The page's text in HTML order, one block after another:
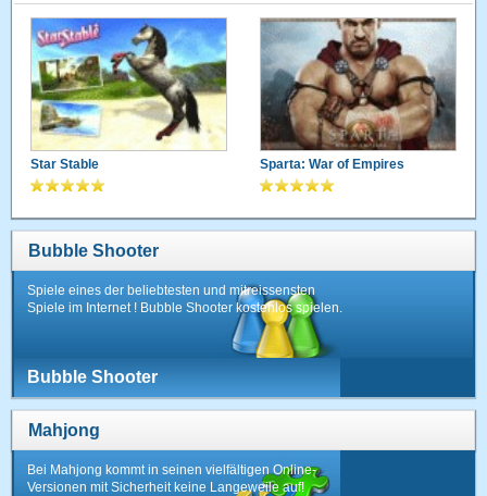
Star Stable Sparta: War of Empires
Bubble Shooter
Spiele eines der beliebtesten und mitreissensten
Spiele im Internet ! Bubble Shooter kostenlos spielen.
Bubble Shooter
Mahjong
Bei Mahjong kommt in seinen vielfältigen Online-
Versionen mit Sicherheit keine Langeweile auf!